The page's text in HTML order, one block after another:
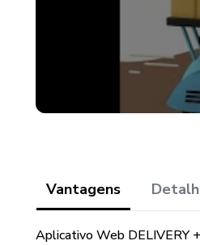
Vantagens
Aplicativo Web DELIVERY